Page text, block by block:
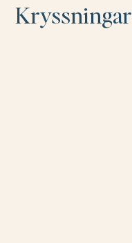
Kryssningar